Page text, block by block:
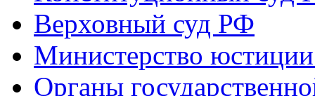
Верховный суд РФ
Министерство
Органы